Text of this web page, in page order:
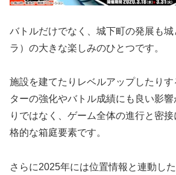
バトルだけでなく、城下町の発展も
ラ）の大きな楽しみのひとつです。
施設を建てたりレベルアップしたり
ターの強化やバトル成績にも良い影
りではなく、ゲーム全体の進行と密
格的な箱庭要素です。
さらに2025年には位置情報と連動し